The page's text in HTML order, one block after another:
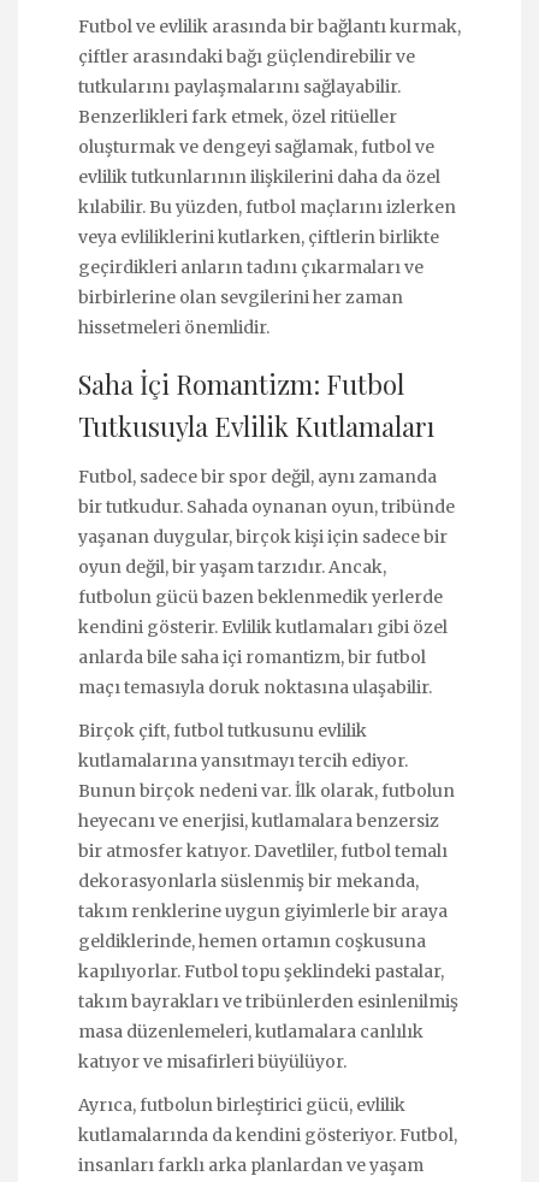
Futbol ve evlilik arasında bir bağlantı kurmak,
çiftler arasındaki bağı güçlendirebilir ve
tutkularını paylaşmalarını sağlayabilir.
Benzerlikleri fark etmek, özel ritüeller
oluşturmak ve dengeyi sağlamak, futbol ve
evlilik tutkunlarının ilişkilerini daha da özel
kılabilir. Bu yüzden, futbol maçlarını izlerken
veya evliliklerini kutlarken, çiftlerin birlikte
geçirdikleri anların tadını çıkarmaları ve
birbirlerine olan sevgilerini her zaman
hissetmeleri önemlidir.
Saha İçi Romantizm: Futbol
Tutkusuyla Evlilik Kutlamaları
Futbol, sadece bir spor değil, aynı zamanda
bir tutkudur. Sahada oynanan oyun, tribünde
yaşanan duygular, birçok kişi için sadece bir
oyun değil, bir yaşam tarzıdır. Ancak,
futbolun gücü bazen beklenmedik yerlerde
kendini gösterir. Evlilik kutlamaları gibi özel
anlarda bile saha içi romantizm, bir futbol
maçı temasıyla doruk noktasına ulaşabilir.
Birçok çift, futbol tutkusunu evlilik
kutlamalarına yansıtmayı tercih ediyor.
Bunun birçok nedeni var. İlk olarak, futbolun
heyecanı ve enerjisi, kutlamalara benzersiz
bir atmosfer katıyor. Davetliler, futbol temalı
dekorasyonlarla süslenmiş bir mekanda,
takım renklerine uygun giyimlerle bir araya
geldiklerinde, hemen ortamın coşkusuna
kapılıyorlar. Futbol topu şeklindeki pastalar,
takım bayrakları ve tribünlerden esinlenilmiş
masa düzenlemeleri, kutlamalara canlılık
katıyor ve misafirleri büyülüyor.
Ayrıca, futbolun birleştirici gücü, evlilik
kutlamalarında da kendini gösteriyor. Futbol,
insanları farklı arka planlardan ve yaşam